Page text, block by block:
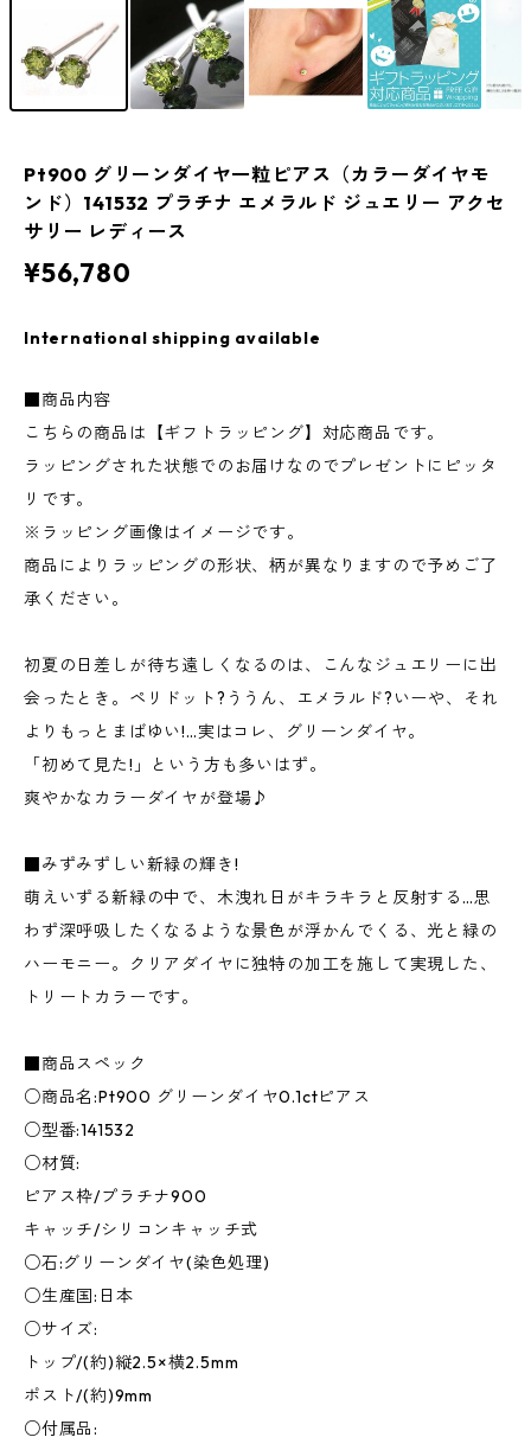
Pt900 グリーンダイヤ一粒ピアス（カラーダイヤモ
ンド）141532 プラチナ エメラルド ジュエリー アクセ
サリー レディース
¥56,780
International shipping available
■商品内容
こちらの商品は【ギフトラッピング】対応商品です。
ラッピングされた状態でのお届けなのでプレゼントにピッタ
リです。
※ラッピング画像はイメージです。
商品によりラッピングの形状、柄が異なりますので予めご了
承ください。
初夏の日差しが待ち遠しくなるのは、こんなジュエリーに出
会ったとき。ペリドット?ううん、エメラルド?いーや、それ
よりもっとまばゆい!…実はコレ、グリーンダイヤ。
「初めて見た!」という方も多いはず。
爽やかなカラーダイヤが登場♪
■みずみずしい新緑の輝き!
萌えいずる新緑の中で、木洩れ日がキラキラと反射する…思
わず深呼吸したくなるような景色が浮かんでくる、光と緑の
ハーモニー。クリアダイヤに独特の加工を施して実現した、
トリートカラーです。
■商品スペック
○商品名:Pt900 グリーンダイヤ0.1ctピアス
○型番:141532
○材質:
ピアス枠/プラチナ900
キャッチ/シリコンキャッチ式
○石:グリーンダイヤ(染色処理)
○生産国:日本
○サイズ:
トップ/(約)縦2.5×横2.5mm
ポスト/(約)9mm
○付属品: